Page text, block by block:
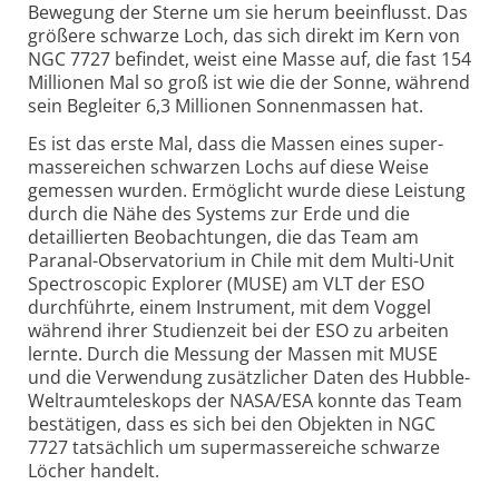
Bewegung der Sterne um sie herum beeinflusst. Das
größere schwarze Loch, das sich direkt im Kern von
NGC 7727 befindet, weist eine Masse auf, die fast 154
Millionen Mal so groß ist wie die der Sonne, während
sein Begleiter 6,3 Millionen Sonnenmassen hat.
Es ist das erste Mal, dass die Massen eines super­
massereichen schwarzen Lochs auf diese Weise
gemessen wurden. Ermöglicht wurde diese Leistung
durch die Nähe des Systems zur Erde und die
detaillierten Beobachtungen, die das Team am
Paranal-Observatorium in Chile mit dem Multi-Unit
Spectroscopic Explorer (MUSE) am VLT der ESO
durchführte, einem Instrument, mit dem Voggel
während ihrer Studienzeit bei der ESO zu arbeiten
lernte. Durch die Messung der Massen mit MUSE
und die Verwendung zusätzlicher Daten des Hubble-
Weltraumteleskops der NASA/ESA konnte das Team
bestätigen, dass es sich bei den Objekten in NGC
7727 tatsächlich um supermassereiche schwarze
Löcher handelt.